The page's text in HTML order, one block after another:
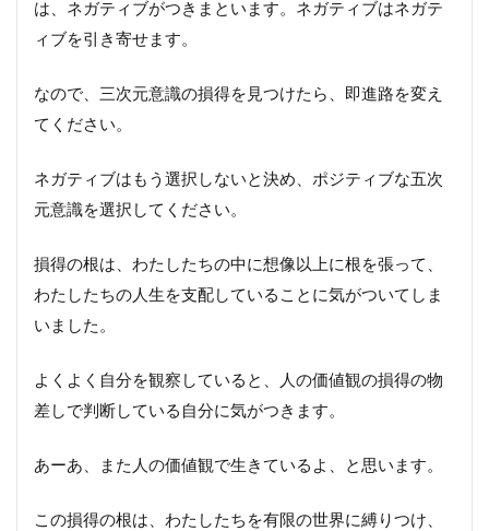
は、ネガティブがつきまといます。ネガティブはネガテ
ィブを引き寄せます。
なので、三次元意識の損得を見つけたら、即進路を変え
てください。
ネガティブはもう選択しないと決め、ポジティブな五次
元意識を選択してください。
損得の根は、わたしたちの中に想像以上に根を張って、
わたしたちの人生を支配していることに気がついてしま
いました。
よくよく自分を観察していると、人の価値観の損得の物
差しで判断している自分に気がつきます。
あーあ、また人の価値観で生きているよ、と思います。
この損得の根は、わたしたちを有限の世界に縛りつけ、